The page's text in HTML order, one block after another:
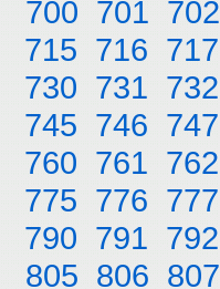
700 701 702
715 716 717
730 731 732
745 746 747
760 761 762
775 776 777
790 791 792
805 806 807